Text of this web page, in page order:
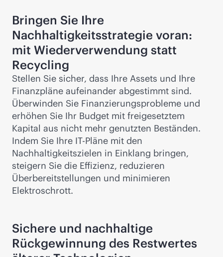
Bringen Sie Ihre
Nachhaltigkeitsstrategie voran:
mit Wiederverwendung statt
Recycling
Stellen Sie sicher, dass Ihre Assets und Ihre
Finanzpläne aufeinander abgestimmt sind.
Überwinden Sie Finanzierungsprobleme und
erhöhen Sie Ihr Budget mit freigesetztem
Kapital aus nicht mehr genutzten Beständen.
Indem Sie Ihre IT-Pläne mit den
Nachhaltigkeitszielen in Einklang bringen,
steigern Sie die Effizienz, reduzieren
Überbereitstellungen und minimieren
Elektroschrott.
Sichere und nachhaltige
Rückgewinnung des Restwertes